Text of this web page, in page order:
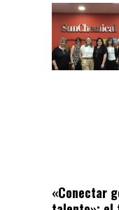
«Conectar